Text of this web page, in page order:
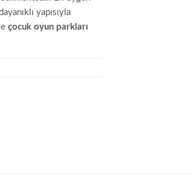
yapısıyla
çocuk oyun parkları